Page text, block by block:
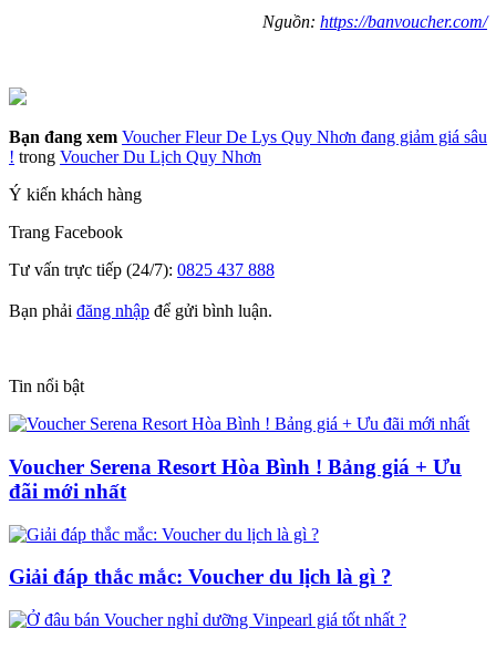
Nguồn: https://banvoucher.com/
Bạn đang xem Voucher Fleur De Lys Quy Nhơn đang giảm giá sâu
! trong Voucher Du Lịch Quy Nhơn
Ý kiến khách hàng
Trang Facebook
Tư vấn trực tiếp (24/7): 0825 437 888
Bạn phải đăng nhập để gửi bình luận.
Tin nổi bật
Voucher Serena Resort Hòa Bình ! Bảng giá + Ưu
đãi mới nhất
Giải đáp thắc mắc: Voucher du lịch là gì ?